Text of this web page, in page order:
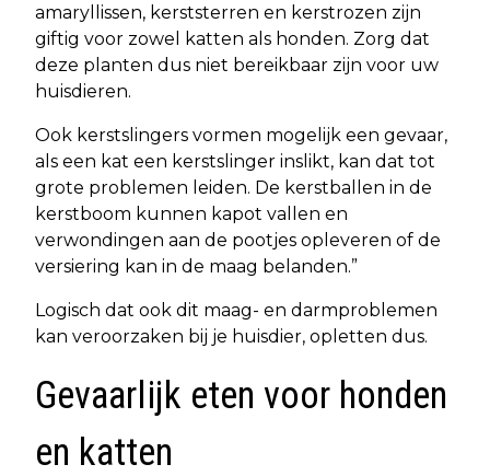
amaryllissen, kerststerren en kerstrozen zijn
giftig voor zowel katten als honden. Zorg dat
deze planten dus niet bereikbaar zijn voor uw
huisdieren.
Ook kerstslingers vormen mogelijk een gevaar,
als een kat een kerstslinger inslikt, kan dat tot
grote problemen leiden. De kerstballen in de
kerstboom kunnen kapot vallen en
verwondingen aan de pootjes opleveren of de
versiering kan in de maag belanden.”
Logisch dat ook dit maag- en darmproblemen
kan veroorzaken bij je huisdier, opletten dus.
Gevaarlijk eten voor honden
en katten